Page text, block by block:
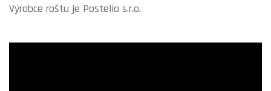
Výrobce roštu je Postelia s.r.o.